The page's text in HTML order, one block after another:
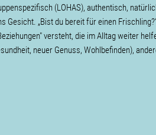
(LOHAS), authentisch,
„Bist du bereit für einen
versteht, die im Alltag weiter
neuer Genuss, Wohlbefinden),